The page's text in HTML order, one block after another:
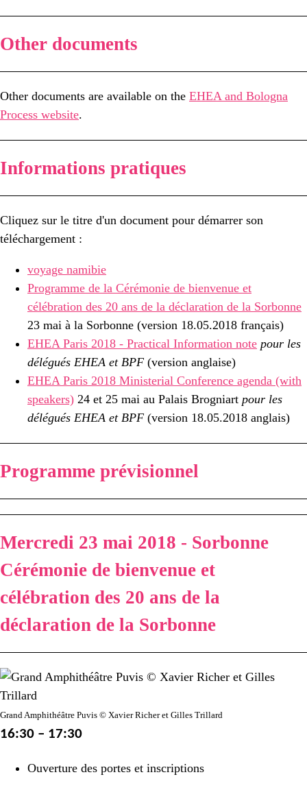
Other documents
Other documents are available on the EHEA and Bologna
Process website.
Informations pratiques
Cliquez sur le titre d'un document pour démarrer son
téléchargement :
voyage namibie
Programme de la Cérémonie de bienvenue et
célébration des 20 ans de la déclaration de la Sorbonne
23 mai à la Sorbonne (version 18.05.2018 français)
EHEA Paris 2018 - Practical Information note pour les
délégués EHEA et BPF (version anglaise)
EHEA Paris 2018 Ministerial Conference agenda (with
speakers) 24 et 25 mai au Palais Brogniart pour les
délégués EHEA et BPF (version 18.05.2018 anglais)
Programme prévisionnel
Mercredi 23 mai 2018 - Sorbonne
Cérémonie de bienvenue et
célébration des 20 ans de la
déclaration de la Sorbonne
Grand Amphithéâtre Puvis © Xavier Richer et Gilles Trillard
16:30 – 17:30
Ouverture des portes et inscriptions